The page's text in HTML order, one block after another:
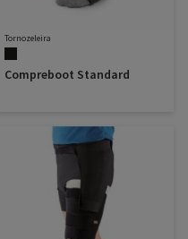
Tornozeleira
Compreboot Standard